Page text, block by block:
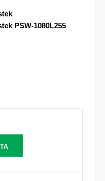
PSW-1080L255